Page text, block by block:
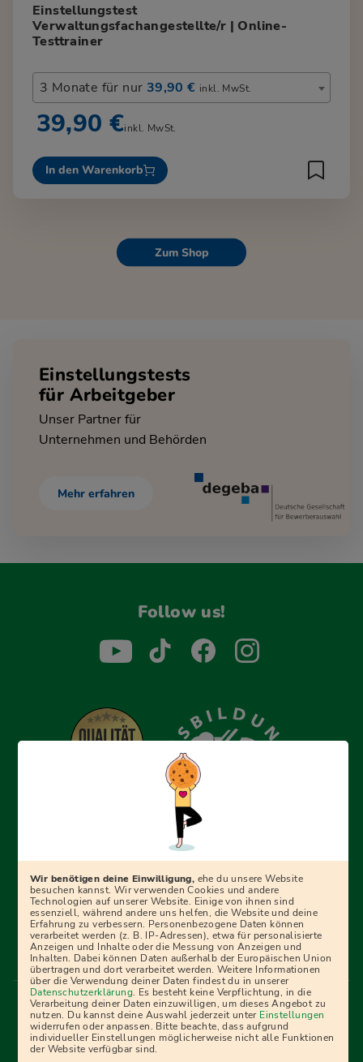
Einstellungstest
Verwaltungsfachangestellte/r | Online-
Testtrainer
3 Monate für nur 39,90 € inkl. MwSt.
39,90 €inkl. MwSt.
In den Warenkorb
Zum Shop
Einstellungstests
für Arbeitgeber
Unser Partner für
Unternehmen und Behörden
Mehr erfahren
Follow us!
Erfolgreich bewerben mit Ausbildungspark: Wir
begleiten dich Schritt für Schritt bei deinem Start in den
Ratgebern und Prüfungspaketen, interaktiven
Videokursen und vielem mehr. Für alle, die was werden
wollen!
Menü Fußleiste
Impressum Bildquellen Presse
Mediadaten
Partner
AGB Datenschutz
Widerrufsbelehrung
Bestellung
Affiliate Partner Cookies
Wir benötigen deine Einwilligung, ehe du unsere Website
besuchen kannst. Wir verwenden Cookies und andere
Technologien auf unserer Website. Einige von ihnen sind
essenziell, während andere uns helfen, die Website und deine
Erfahrung zu verbessern. Personenbezogene Daten können
verarbeitet werden (z. B. IP-Adressen), etwa für personalisierte
Anzeigen und Inhalte oder die Messung von Anzeigen und
Inhalten. Dabei können Daten außerhalb der Europäischen Union
übertragen und dort verarbeitet werden. Weitere Informationen
über die Verwendung deiner Daten findest du in unserer
Datenschutzerklärung. Es besteht keine Verpflichtung, in die
Verarbeitung deiner Daten einzuwilligen, um dieses Angebot zu
nutzen. Du kannst deine Auswahl jederzeit unter Einstellungen
widerrufen oder anpassen. Bitte beachte, dass aufgrund
individueller Einstellungen möglicherweise nicht alle Funktionen
der Website verfügbar sind.